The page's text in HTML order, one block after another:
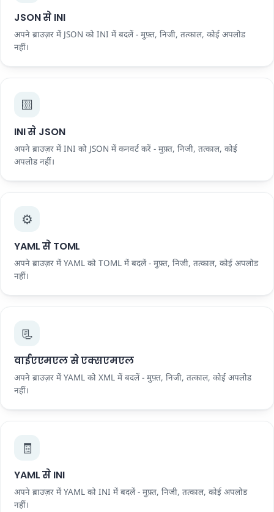
JSON से INI
अपने ब्राउज़र में JSON को INI में बदलें - मुफ़्त, निजी, तत्काल, कोई अपलोड
नहीं।
🟨
INI से JSON
अपने ब्राउज़र में INI को JSON में कनवर्ट करें - मुफ़्त, निजी, तत्काल, कोई
अपलोड नहीं।
⚙️
YAML से TOML
अपने ब्राउज़र में YAML को TOML में बदलें - मुफ़्त, निजी, तत्काल, कोई अपलोड
नहीं।
📃
वाईएएमएल से एक्सएमएल
अपने ब्राउज़र में YAML को XML में बदलें - मुफ़्त, निजी, तत्काल, कोई अपलोड
नहीं।
🧾
YAML से INI
अपने ब्राउज़र में YAML को INI में बदलें - मुफ़्त, निजी, तत्काल, कोई अपलोड
नहीं।